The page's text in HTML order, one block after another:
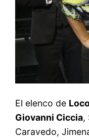
El elenco de
Giovanni Ciccia,
Caravedo,